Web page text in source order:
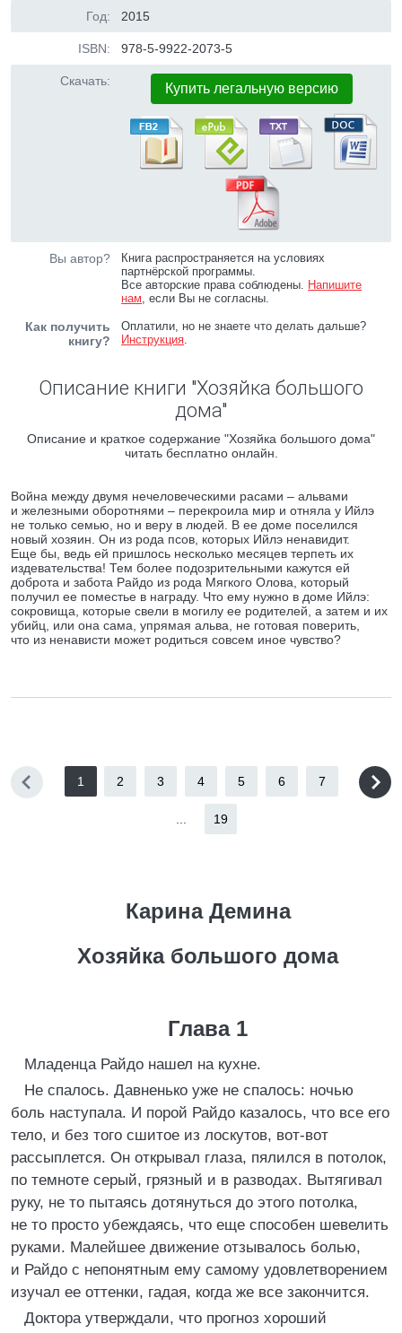
Год: 2015
ISBN: 978-5-9922-2073-5
Скачать: Купить легальную версию
Вы автор?
Книга распространяется на условиях
партнёрской программы.
Все авторские права соблюдены. Напишите
нам, если Вы не согласны.
Как получить
книгу?
Оплатили, но не знаете что делать дальше?
Инструкция.
Описание книги "Хозяйка большого
дома"
Описание и краткое содержание "Хозяйка большого дома"
читать бесплатно онлайн.
Война между двумя нечеловеческими расами – альвами
и железными оборотнями – перекроила мир и отняла у Ийлэ
не только семью, но и веру в людей. В ее доме поселился
новый хозяин. Он из рода псов, которых Ийлэ ненавидит.
Еще бы, ведь ей пришлось несколько месяцев терпеть их
издевательства! Тем более подозрительными кажутся ей
доброта и забота Райдо из рода Мягкого Олова, который
получил ее поместье в награду. Что ему нужно в доме Ийлэ:
сокровища, которые свели в могилу ее родителей, а затем и их
убийц, или она сама, упрямая альва, не готовая поверить,
что из ненависти может родиться совсем иное чувство?
1 2 3 4 5 6 7
19
Карина Демина
Хозяйка большого дома
Глава 1
Младенца Райдо нашел на кухне.
Не спалось. Давненько уже не спалось: ночью
боль наступала. И порой Райдо казалось, что все его
тело, и без того сшитое из лоскутов, вот-вот
рассыплется. Он открывал глаза, пялился в потолок,
по темноте серый, грязный и в разводах. Вытягивал
руку, не то пытаясь дотянуться до этого потолка,
не то просто убеждаясь, что еще способен шевелить
руками. Малейшее движение отзывалось болью,
и Райдо с непонятным ему самому удовлетворением
изучал ее оттенки, гадая, когда же все закончится.
Доктора утверждали, что прогноз хороший